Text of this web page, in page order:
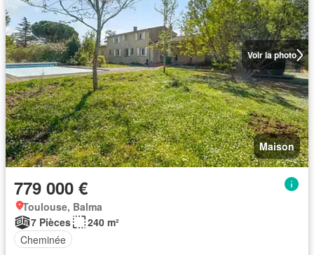
Voir la photo
Maison
779 000 €
Toulouse, Balma
7 Pièces
240 m²
Cheminée